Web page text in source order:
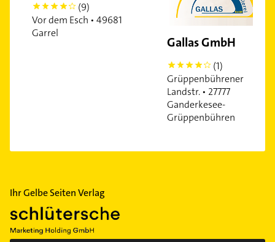
4
(9)
Vor dem Esch • 49681
Garrel
Gallas GmbH
4
(1)
Grüppenbührener
Landstr. • 27777
Ganderkesee-
Grüppenbühren
Ihr Gelbe Seiten Verlag